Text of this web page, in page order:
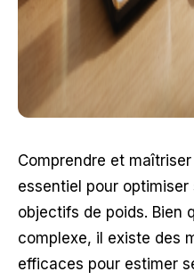
Comprendre et
essentiel pour
objectifs de poids. Bien
complexe, il existe des
efficaces pour estimer